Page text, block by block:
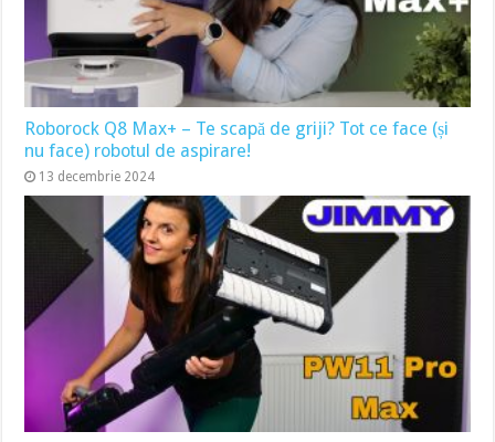
Roborock Q8 Max+ – Te scapă de griji? Tot ce face (și
nu face) robotul de aspirare!
13 decembrie 2024